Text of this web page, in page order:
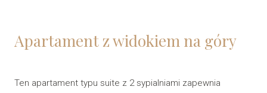
Apartament z widokiem na góry
Ten apartament typu suite z 2 sypialniami zapewnia